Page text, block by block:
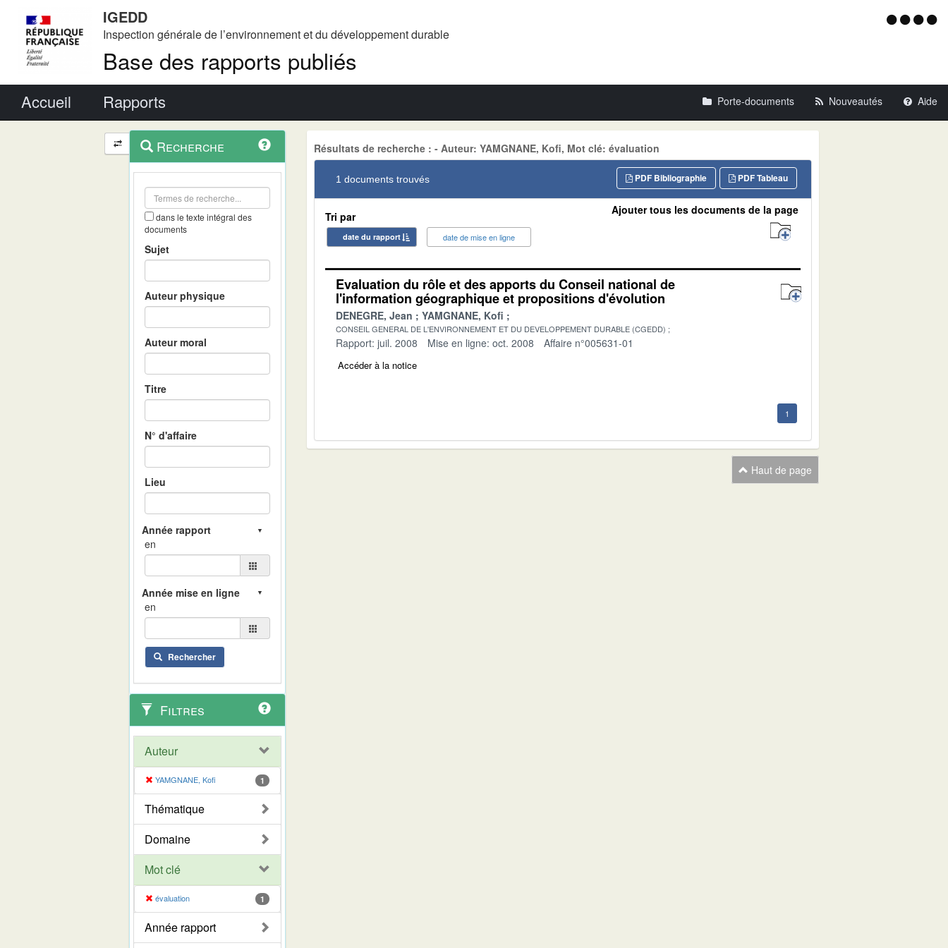
IGEDD
Inspection générale de l’environnement et du développement durable
Base des rapports publiés
Menu
Accueil Rapports Porte-documents Nouveautés Aide
Navigation
et
outils
contextuel
Recherche
dans le texte intégral des
documents
Sujet
Auteur physique
Auteur moral
Titre
N° d'affaire
Lieu
en
en
Rechercher
Filtres
Auteur
YAMGNANE, Kofi 1
Thématique
Domaine
Mot clé
évaluation 1
Année rapport
Résultats de recherche : - Auteur: YAMGNANE, Kofi, Mot clé: évaluation
1 documents trouvés PDF Tableau
PDF Bibliographie
Tri par
date du rapport date de mise en ligne
Ajouter tous les documents de la page
Evaluation du rôle et des apports du Conseil national de
l'information géographique et propositions d'évolution
DENEGRE, Jean YAMGNANE, Kofi
CONSEIL GENERAL DE L'ENVIRONNEMENT ET DU DEVELOPPEMENT DURABLE (CGEDD)
Rapport: juil. 2008 Mise en ligne: oct. 2008 Affaire n°005631-01
Accéder à la notice
1
Haut de page